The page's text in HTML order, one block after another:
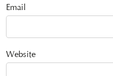
Email
Website